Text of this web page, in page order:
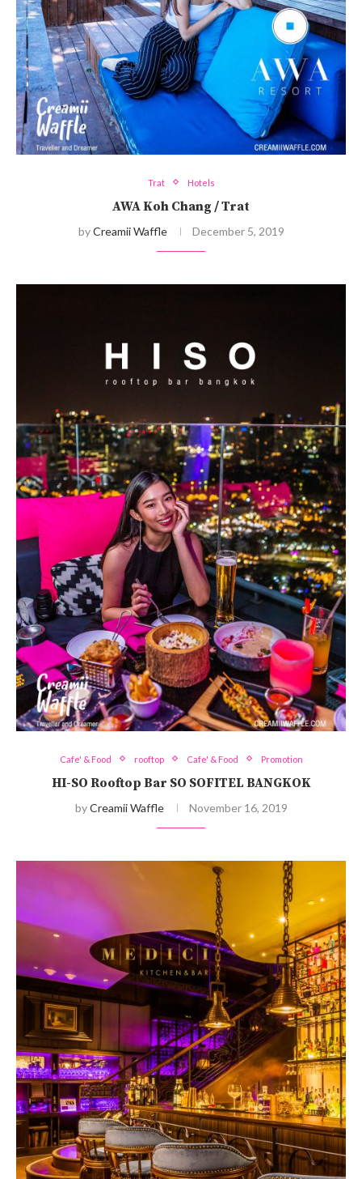
Trat Hotels
AWA Koh Chang / Trat
byCreamii Waffle December 5, 2019
Cafe' & Food rooftop Cafe' & Food Promotion
HI-SO Rooftop Bar SO SOFITEL BANGKOK
byCreamii Waffle November 16, 2019